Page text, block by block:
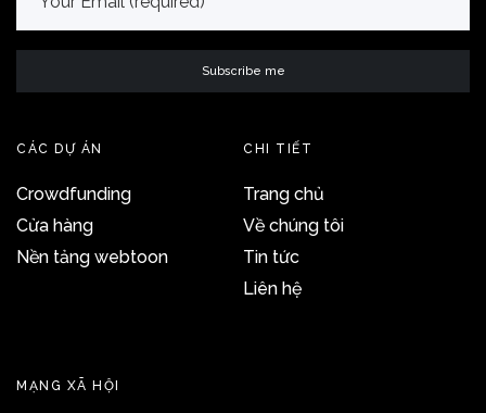
CÁC DỰ ÁN
Crowdfunding
Cửa hàng
Nền tảng webtoon
CHI TIẾT
Trang chủ
Về chúng tôi
Tin tức
Liên hệ
MẠNG XÃ HỘI